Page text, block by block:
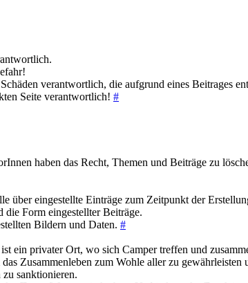
verantwortlich, die aufgrund eines Beitrages
Seite verantwortlich! #
haben das Recht, Themen und Beiträge zu
eingestellte Einträge zum Zeitpunkt der
Form eingestellter Beiträge.
Bildern und Daten. #
ein privater Ort, wo sich Camper treffen und
Zusammenleben zum Wohle aller zu gewährleisten
sanktionieren.